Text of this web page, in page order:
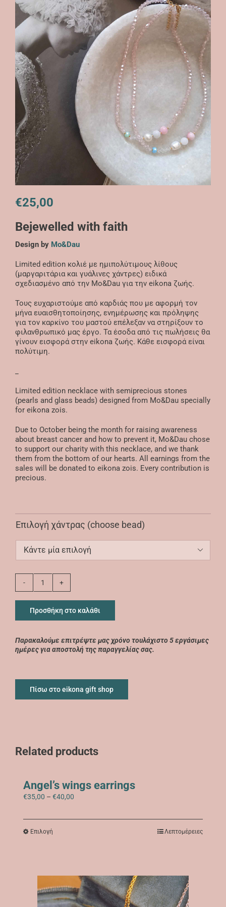
€25,00
Bejewelled with faith
Design by Mo&Dau
Limited edition κολιέ με ημιπολύτιμους λίθους
(μαργαριτάρια και γυάλινες χάντρες) ειδικά
σχεδιασμένο από την Mo&Dau για την eikona ζωής.
Τους ευχαριστούμε από καρδιάς που με αφορμή τον
μήνα ευαισθητοποίησης, ενημέρωσης και πρόληψης
για τον καρκίνο του μαστού επέλεξαν να στηρίξουν το
φιλανθρωπικό μας έργο. Τα έσοδα από τις πωλήσεις θα
γίνουν εισφορά στην eikona ζωής. Κάθε εισφορά είναι
πολύτιμη.
Limited edition necklace with semiprecious stones
(pearls and glass beads) designed from Mo&Dau specially
for eikona zois.
Due to October being the month for raising awareness
about breast cancer and how to prevent it, Mo&Dau chose
to support our charity with this necklace, and we thank
them from the bottom of our hearts. All earnings from the
sales will be donated to eikona zois. Every contribution is
precious.
Επιλογή χάντρας (choose bead)

Bejewelled
ποσότητα
Προσθήκη στο καλάθι
Παρακαλούμε επιτρέψτε μας χρόνο τουλάχιστο 5 εργάσιμες
ημέρες για αποστολή της παραγγελίας σας.
Πίσω στο eikona gift shop
Related products
Angel’s wings earrings
€35,00 – €40,00Price
ΕπιλογήΑυτό
παραλλαγές.
Οι
επιλογές
μπορούν
Λεπτομέρειες